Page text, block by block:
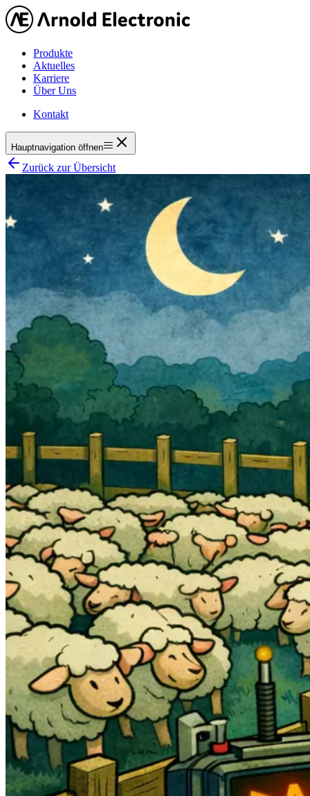
Produkte
Aktuelles
Karriere
Über Uns
Kontakt
Hauptnavigation öffnen
Zurück zur Übersicht